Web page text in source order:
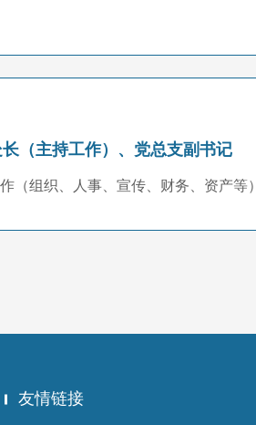
（主持工作）、党总支副书记
（组织、人事、宣传、财务、资产等）
友情链接